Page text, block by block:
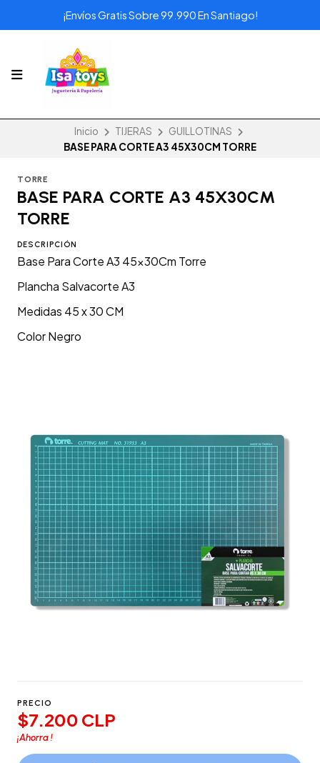
¡Envíos Gratis Sobre 99.990 En Santiago!
Inicio TIJERAS
GUILLOTINAS
BASE PARA CORTE A3 45X30CM TORRE
TORRE
BASE PARA CORTE A3 45X30CM
TORRE
DESCRIPCIÓN
Base Para Corte A3 45x30Cm Torre
Plancha Salvacorte A3
Medidas 45 x 30 CM
Color Negro
PRECIO
$7.200 CLP
¡Ahorra!